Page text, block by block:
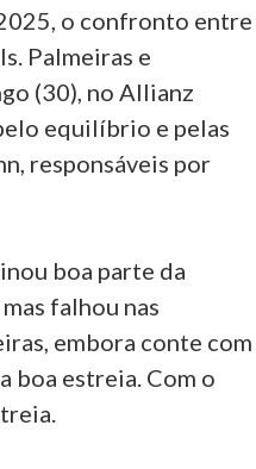
o confronto entre
Palmeiras e
(30), no Allianz
equilíbrio e pelas
responsáveis por
boa parte da
falhou nas
embora conte com
boa estreia. Com o